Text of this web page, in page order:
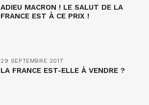
ADIEU MACRON ! LE SALUT DE LA
FRANCE EST À CE PRIX !
29 SEPTEMBRE 2017
LA FRANCE EST-ELLE À VENDRE ?